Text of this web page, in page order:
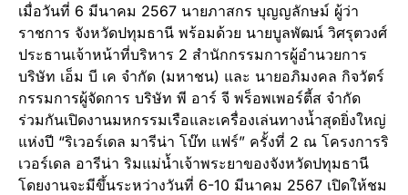
เมื่อวันที่ 6 มีนาคม 2567 นายภาสกร บุญญลักษม์ ผู้ว่า
ราชการ จังหวัดปทุมธานี พร้อมด้วย นายบูลพัฒน์ วิศรุตวงศ์
ประธานเจ้าหน้าที่บริหาร 2 สำนักกรรมการผู้อำนวยการ
บริษัท เอ็ม บี เค จำกัด (มหาชน) และ นายอภิมงคล กิจวัตร์
กรรมการผู้จัดการ บริษัท พี อาร์ จี พร็อพเพอร์ตี้ส จำกัด
ร่วมกันเปิดงานมหกรรมเรือและเครื่องเล่นทางน้ำสุดยิ่งใหญ่
แห่งปี “ริเวอร์เดล มารีน่า โบ๊ท แฟร์” ครั้งที่ 2 ณ โครงการริ
เวอร์เดล อารีน่า ริมแม่น้ำเจ้าพระยาของจังหวัดปทุมธานี
โดยงานจะมีขึ้นระหว่างวันที่ 6-10 มีนาคม 2567 เปิดให้ชม